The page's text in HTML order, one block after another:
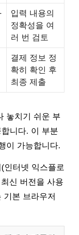
입력 내용의
정확성을 여
러 번 검토
결제 정보 정
확히 확인 후
최종 제출
놓치기 쉬운 부
니다. 이 부분
이 가능합니다.
인터넷 익스플로
신 버전을 사용
기본 브라우저